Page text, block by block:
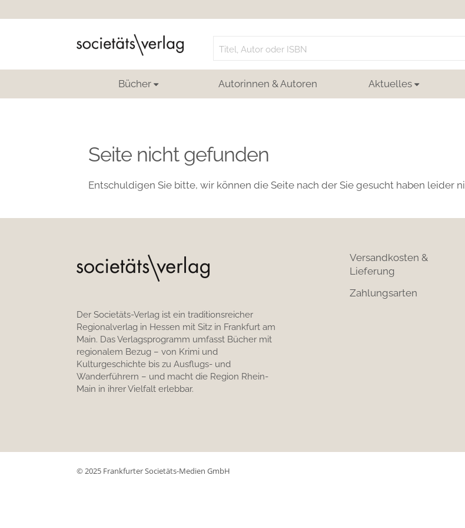
for:
Bücher Autorinnen & Autoren Aktuelles
Seite nicht gefunden
Entschuldigen Sie bitte, wir können die Seite nach der Sie gesucht haben leider
Der Societäts-Verlag ist ein traditionsreicher
Regionalverlag in Hessen mit Sitz in Frankfurt am
Main. Das Verlagsprogramm umfasst Bücher mit
regionalem Bezug – von Krimi und
Kulturgeschichte bis zu Ausflugs- und
Wanderführern – und macht die Region Rhein-
Main in ihrer Vielfalt erlebbar.
Versandkosten &
Lieferung
Zahlungsarten
© 2025 Frankfurter Societäts-Medien GmbH